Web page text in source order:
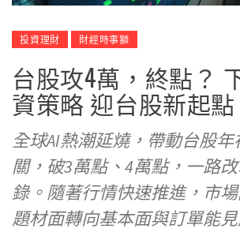
投資理財 財經時事獅
台股攻4萬，終點？
資策略 迎台股新起點
全球AI熱潮延燒，帶動台股
關，破3萬點、4萬點，一路
錄。隨著行情快速推進，市
題材面轉向基本面與訂單能